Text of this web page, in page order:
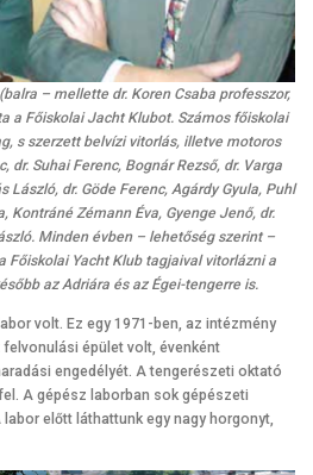
– mellette dr. Koren Csaba professzor,
a Főiskolai Jacht Klubot. Számos főiskolai
s szerzett belvízi vitorlás, illetve motoros
dr. Suhai Ferenc, Bognár Rezső, dr. Varga
László, dr. Göde Ferenc, Agárdy Gyula, Puhl
Kontráné Zémann Éva, Gyenge Jenő, dr.
Minden évben – lehetőség szerint –
Főiskolai Yacht Klub tagjaival vitorlázni a
az Adriára és az Égei-tengerre is.
volt. Ez egy 1971-ben, az intézmény
épület volt, évenként
engedélyét. A tengerészeti oktató
A gépész laborban sok gépészeti
előtt láthattunk egy nagy horgonyt,